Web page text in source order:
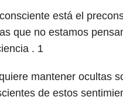
está el
que no estamos
. 1
mantener ocultas
de estos